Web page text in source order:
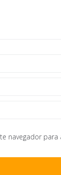
navegador